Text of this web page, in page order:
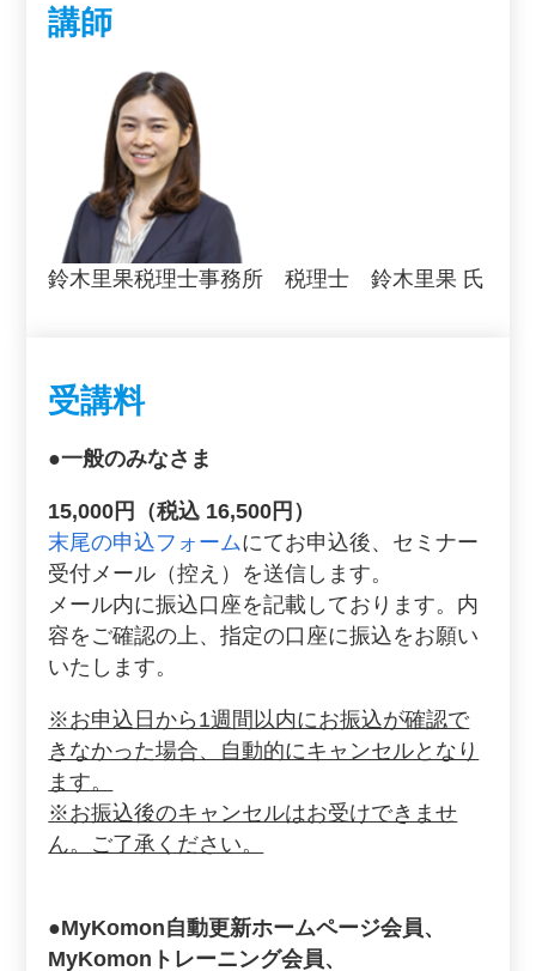
講師
鈴木里果税理士事務所 税理士 鈴木里果 氏
受講料
●一般のみなさま
15,000円（税込 16,500円）
末尾の申込フォームにてお申込後、セミナー
受付メール（控え）を送信します。
メール内に振込口座を記載しております。内
容をご確認の上、指定の口座に振込をお願い
いたします。
※お申込日から1週間以内にお振込が確認で
きなかった場合、自動的にキャンセルとなり
ます。
※お振込後のキャンセルはお受けできませ
ん。ご了承ください。
●MyKomon自動更新ホームページ会員、
MyKomonトレーニング会員、